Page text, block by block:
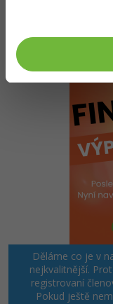
Nahoru
Děláme co je v
nejkvalitnější.
registrovaní
Pokud ještě